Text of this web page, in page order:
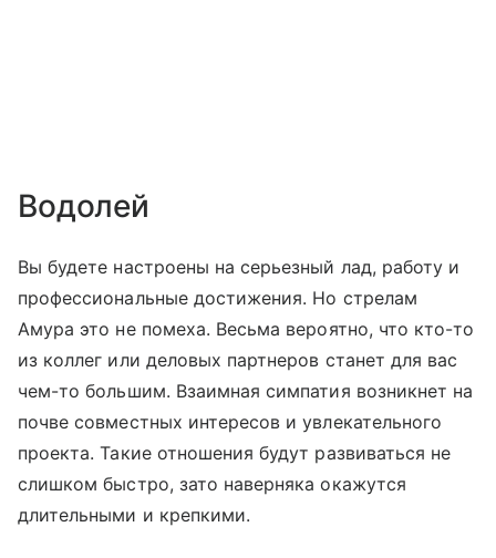
Водолей
Вы будете настроены на серьезный лад, работу и
профессиональные достижения. Но стрелам
Амура это не помеха. Весьма вероятно, что кто-то
из коллег или деловых партнеров станет для вас
чем-то большим. Взаимная симпатия возникнет на
почве совместных интересов и увлекательного
проекта. Такие отношения будут развиваться не
слишком быстро, зато наверняка окажутся
длительными и крепкими.